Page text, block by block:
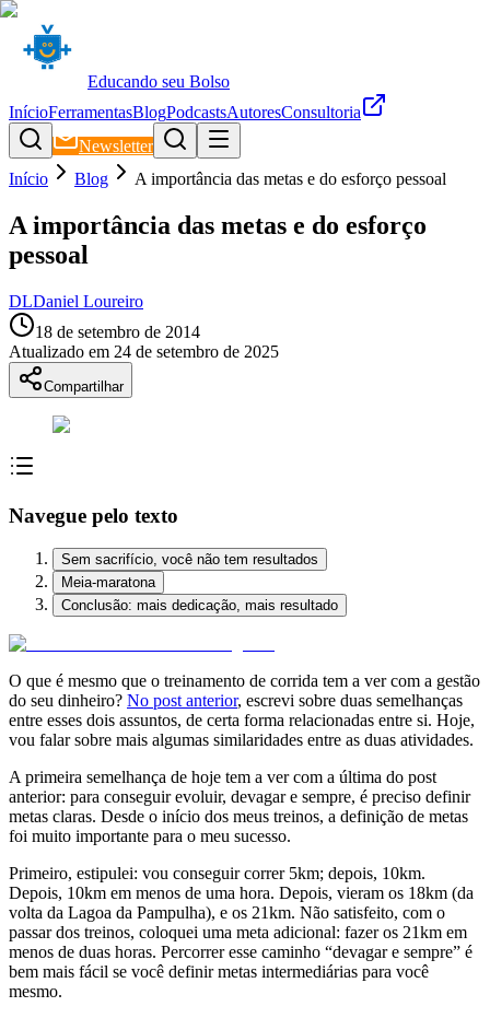
Educando seu Bolso
InícioFerramentasBlogPodcastsAutoresConsultoria
Newsletter
Início
Blog A importância das metas e do esforço pessoal
A importância das metas e do esforço
pessoal
DLDaniel Loureiro
18 de setembro de 2014
Atualizado em 24 de setembro de 2025
Compartilhar
Navegue pelo texto
Sem sacrifício, você não tem resultados
Meia-maratona
Conclusão: mais dedicação, mais resultado
O que é mesmo que o treinamento de corrida tem a ver com a gestão
do seu dinheiro? No post anterior, escrevi sobre duas semelhanças
entre esses dois assuntos, de certa forma relacionadas entre si. Hoje,
vou falar sobre mais algumas similaridades entre as duas atividades.
A primeira semelhança de hoje tem a ver com a última do post
anterior: para conseguir evoluir, devagar e sempre, é preciso definir
metas claras. Desde o início dos meus treinos, a definição de metas
foi muito importante para o meu sucesso.
Primeiro, estipulei: vou conseguir correr 5km; depois, 10km.
Depois, 10km em menos de uma hora. Depois, vieram os 18km (da
volta da Lagoa da Pampulha), e os 21km. Não satisfeito, com o
passar dos treinos, coloquei uma meta adicional: fazer os 21km em
menos de duas horas. Percorrer esse caminho “devagar e sempre” é
bem mais fácil se você definir metas intermediárias para você
mesmo.